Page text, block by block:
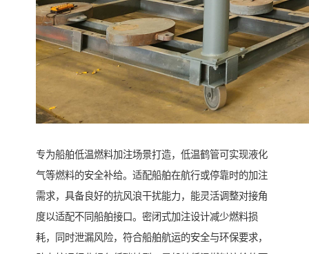
专为船舶低温燃料加注场景打造，低温鹤管可实现液化
气等燃料的安全补给。适配船舶在航行或停靠时的加注
需求，具备良好的抗风浪干扰能力，能灵活调整对接角
度以适配不同船舶接口。密闭式加注设计减少燃料损
耗，同时泄漏风险，符合船舶航运的安全与环保要求，